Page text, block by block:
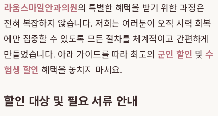
라움스마일안과의원의 특별한 혜택을 받기 위한 과정은
전혀 복잡하지 않습니다. 저희는 여러분이 오직 시력 회복
에만 집중할 수 있도록 모든 절차를 체계적이고 간편하게
만들었습니다. 아래 가이드를 따라 최고의 군인 할인 및수
험생 할인 혜택을 놓치지 마세요.
할인 대상 및 필요 서류 안내